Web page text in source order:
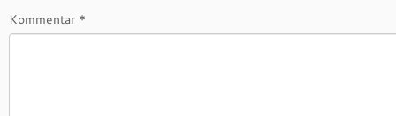
Kommentar *